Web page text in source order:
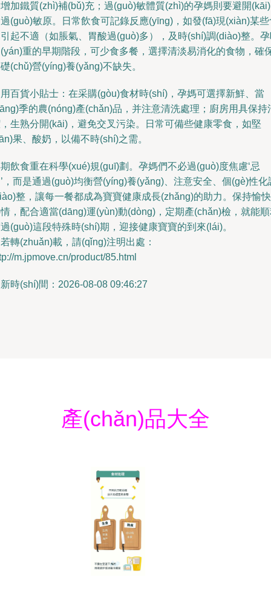
加鐵質(zhì)補(bǔ)充；過(guò)敏體質(zhì)的孕媽則要避開
(guò)敏原。日常飲食可記錄反應(yīng)，如發(fā)現(xiàn)某些
起不適（如脹氣、胃酸過(guò)多），及時(shí)調(diào)整。
重的早期階段，可少食多餐，選擇清淡易消化的食物，確
(chǔ)營(yíng)養(yǎng)不缺失。
百貨小貼士：在采購(gòu)食材時(shí)，孕媽可選擇新鮮、當
季的農(nóng)產(chǎn)品，并注意清洗處理；廚房用具保持
生熟分開(kāi)，避免交叉污染。日常可備些健康零食，如堅
果、酸奶，以備不時(shí)之需。
飲食重在科學(xué)規(guī)劃。孕媽們不必過(guò)度焦慮‘忌
，而是通過(guò)均衡營(yíng)養(yǎng)、注意安全、個(gè)性化
整，讓每一餐都成為寶寶健康成長(zhǎng)的助力。保持愉快
，配合適當(dāng)運(yùn)動(dòng)，定期產(chǎn)檢，就能
(guò)這段特殊時(shí)期，迎接健康寶寶的到來(lái)。
轉(zhuǎn)載，請(qǐng)注明出處：
m.jpmove.cn/product/85.html
時(shí)間：2026-08-08 09:46:27
產(chǎn)品大全